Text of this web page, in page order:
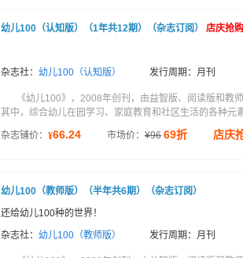
幼儿100（认知版）（1年共12期）（杂志订阅） 店庆抢购
杂志社： 幼儿100（认知版） 发行周期：月刊
《幼儿100》，2008年创刊，由益智版、阅读版和
其中，综合幼儿在园学习、家庭教育和社区生活的各种
杂志铺价： ¥66.24 市场价： ¥96 69折 店庆
幼儿100（教师版）（半年共6期）（杂志订阅）
还给幼儿100种的世界！
杂志社： 幼儿100（教师版） 发行周期：月刊